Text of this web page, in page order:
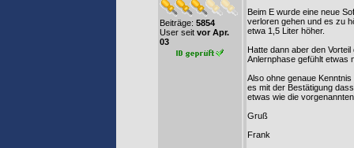
Beiträge: 5854
User seit vor Apr.
03
Beim E wurde eine neue
verloren gehen und es zu
etwa 1,5 Liter höher.
Hatte dann aber den
Anlernphase gefühlt etwas
Also ohne genaue
es mit der Bestätigung
etwas wie die
Gruß
Frank